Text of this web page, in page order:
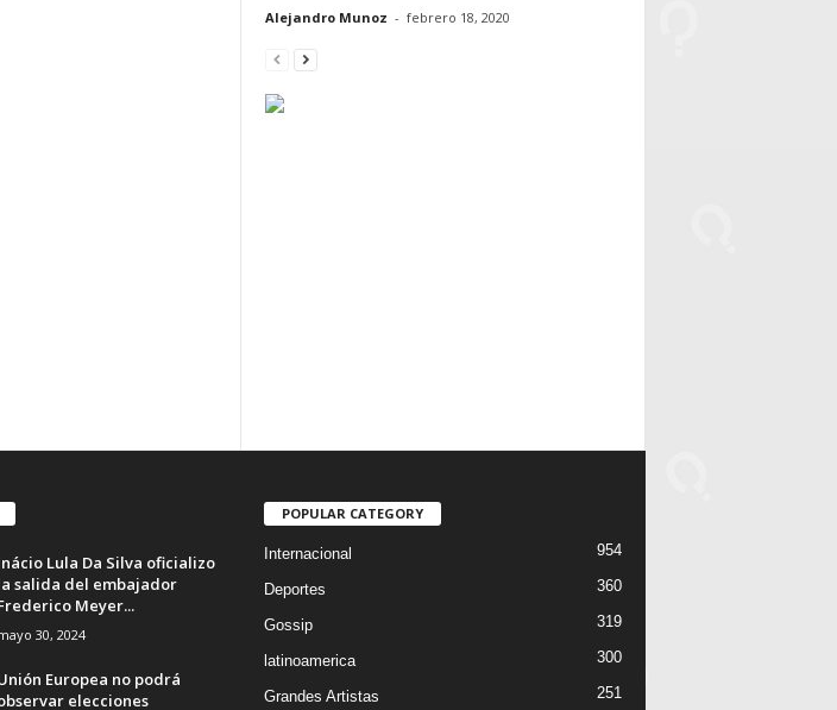
Alejandro Munoz - febrero 18, 2020
Lula Da Silva oficializo
salida del embajador
Meyer...
30, 2024
Europea no podrá
elecciones
POPULAR CATEGORY
Internacional 954
Deportes 360
Gossip 319
latinoamerica 300
Grandes Artistas 251